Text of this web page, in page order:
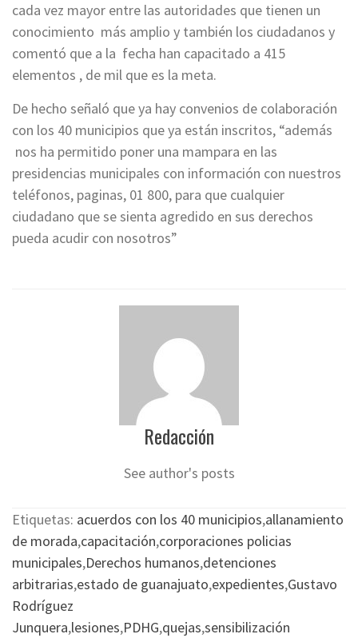
cada vez mayor entre las autoridades que tienen un
conocimiento más amplio y también los ciudadanos y
comentó que a la fecha han capacitado a 415
elementos , de mil que es la meta.
De hecho señaló que ya hay convenios de colaboración
con los 40 municipios que ya están inscritos, “además
nos ha permitido poner una mampara en las
presidencias municipales con información con nuestros
teléfonos, paginas, 01 800, para que cualquier
ciudadano que se sienta agredido en sus derechos
pueda acudir con nosotros”
Redacción
See author's posts
Etiquetas: acuerdos con los 40 municipios,allanamiento
de morada,capacitación,corporaciones policias
municipales,Derechos humanos,detenciones
arbitrarias,estado de guanajuato,expedientes,Gustavo
Rodríguez
Junquera,lesiones,PDHG,quejas,sensibilización